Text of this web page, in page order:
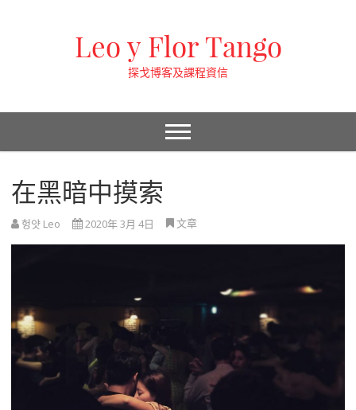
Leo y Flor Tango
探戈博客及課程資信
在黑暗中摸索
헝얏 Leo 2020年 3月 4日 文章